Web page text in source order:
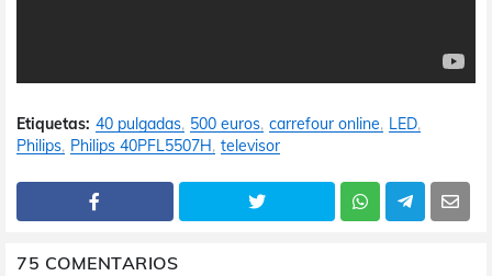
Etiquetas: 40 pulgadas 500 euros carrefour online LED
Philips Philips 40PFL5507H televisor
75 COMENTARIOS